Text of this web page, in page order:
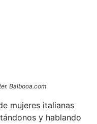
Balbooa.com
mujeres italianas
y hablando